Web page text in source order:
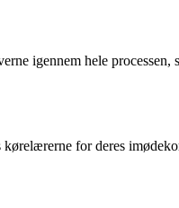
igennem hele
for deres